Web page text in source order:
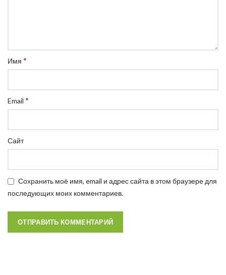
Имя *
Email *
Сайт
Сохранить моё имя, email и адрес сайта в этом браузере для
последующих моих комментариев.